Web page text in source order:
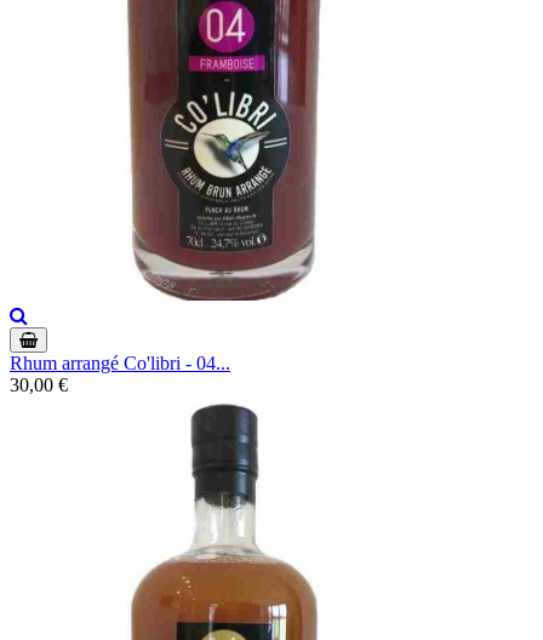
Rhum arrangé Co'libri - 04...
30,00 €